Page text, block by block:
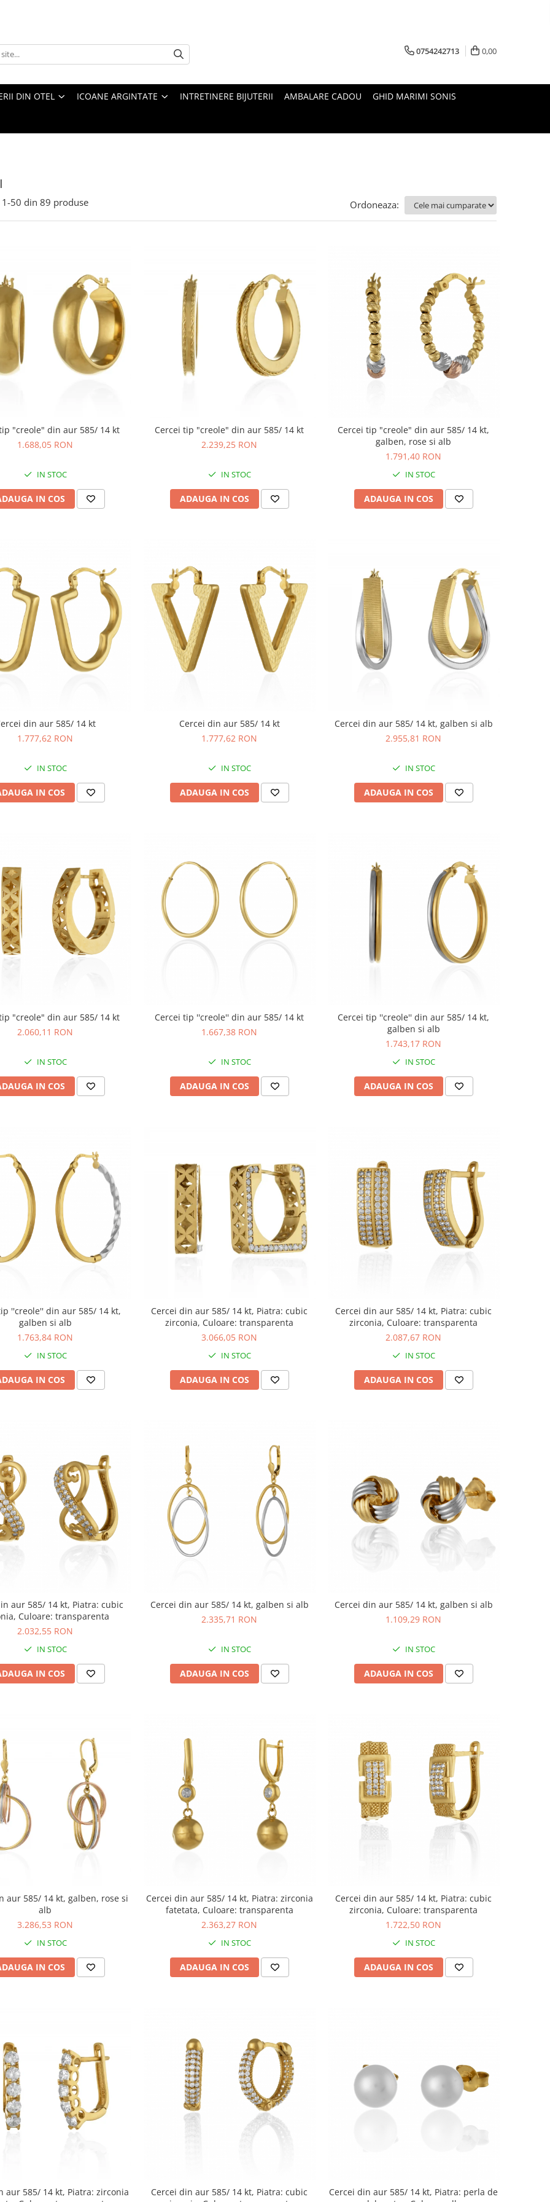
0754242713 0,00
DIN OTEL ICOANE ARGINTATE INTRETINERE BIJUTERII AMBALARE CADOU GHID MARIMI SONIS
1-50 din 89 produse Ordoneaza:
"creole" din aur 585/ 14 kt
1.688,05 RON
IN STOC
IN COS
Cercei tip "creole" din aur 585/ 14 kt
2.239,25 RON
IN STOC
ADAUGA IN COS
Cercei tip "creole" din aur 585/ 14 kt,
galben, rose si alb
1.791,40 RON
IN STOC
ADAUGA IN COS
din aur 585/ 14 kt
1.777,62 RON
IN STOC
IN COS
Cercei din aur 585/ 14 kt
1.777,62 RON
IN STOC
ADAUGA IN COS
Cercei din aur 585/ 14 kt, galben si alb
2.955,81 RON
IN STOC
ADAUGA IN COS
"creole" din aur 585/ 14 kt
2.060,11 RON
IN STOC
IN COS
Cercei tip ''creole'' din aur 585/ 14 kt
1.667,38 RON
IN STOC
ADAUGA IN COS
Cercei tip ''creole'' din aur 585/ 14 kt,
galben si alb
1.743,17 RON
IN STOC
ADAUGA IN COS
''creole'' din aur 585/ 14 kt,
galben si alb
1.763,84 RON
IN STOC
IN COS
Cercei din aur 585/ 14 kt, Piatra: cubic
zirconia, Culoare: transparenta
3.066,05 RON
IN STOC
ADAUGA IN COS
Cercei din aur 585/ 14 kt, Piatra: cubic
zirconia, Culoare: transparenta
2.087,67 RON
IN STOC
ADAUGA IN COS
aur 585/ 14 kt, Piatra: cubic
Culoare: transparenta
2.032,55 RON
IN STOC
IN COS
Cercei din aur 585/ 14 kt, galben si alb
2.335,71 RON
IN STOC
ADAUGA IN COS
Cercei din aur 585/ 14 kt, galben si alb
1.109,29 RON
IN STOC
ADAUGA IN COS
aur 585/ 14 kt, galben, rose si
alb
3.286,53 RON
IN STOC
IN COS
Cercei din aur 585/ 14 kt, Piatra: zirconia
fatetata, Culoare: transparenta
2.363,27 RON
IN STOC
ADAUGA IN COS
Cercei din aur 585/ 14 kt, Piatra: cubic
zirconia, Culoare: transparenta
1.722,50 RON
IN STOC
ADAUGA IN COS
aur 585/ 14 kt, Piatra: zirconia
Cercei din aur 585/ 14 kt, Piatra: cubic
Cercei din aur 585/ 14 kt, Piatra: perla de